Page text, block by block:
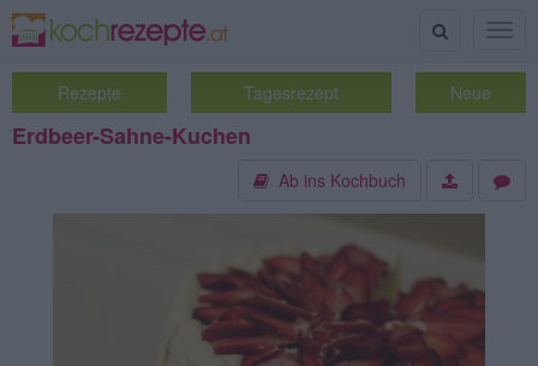
Suche
Rezepte Tagesrezept Neue
Erdbeer-Sahne-Kuchen
Ab ins Kochbuch